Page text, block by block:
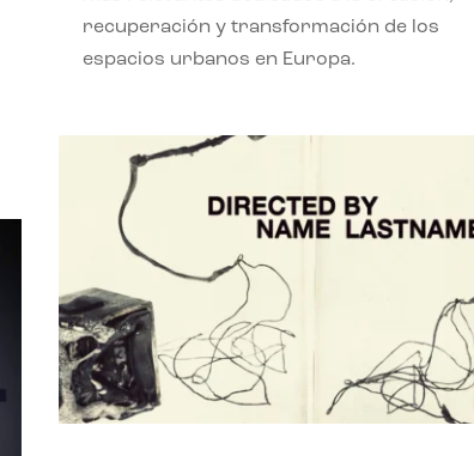
recuperación y transformación de los
espacios urbanos en Europa.